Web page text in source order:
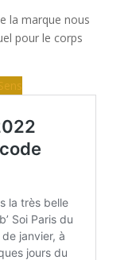
la marque nous
pour le corps